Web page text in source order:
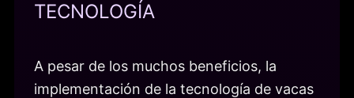
TECNOLOGÍA
A pesar de los muchos beneficios, la
implementación de la tecnología de vacas